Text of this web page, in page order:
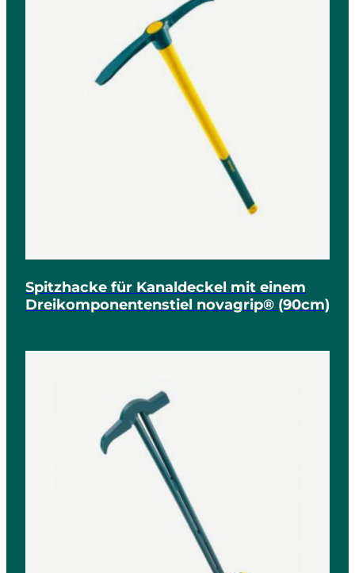
Spitzhacke für Kanaldeckel mit einem
Dreikomponentenstiel novagrip® (90cm)